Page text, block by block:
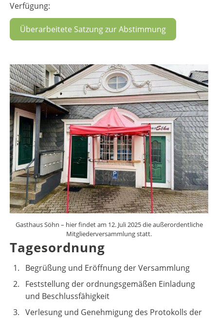
Verfügung:
Überarbeitete Satzung zur Abstimmung
Gasthaus Söhn – hier findet am 12. Juli 2025 die außerordentliche
Mitgliederversammlung statt.
Tagesordnung
Begrüßung und Eröffnung der Versammlung
Feststellung der ordnungsgemäßen Einladung
und Beschlussfähigkeit
Verlesung und Genehmigung des Protokolls der